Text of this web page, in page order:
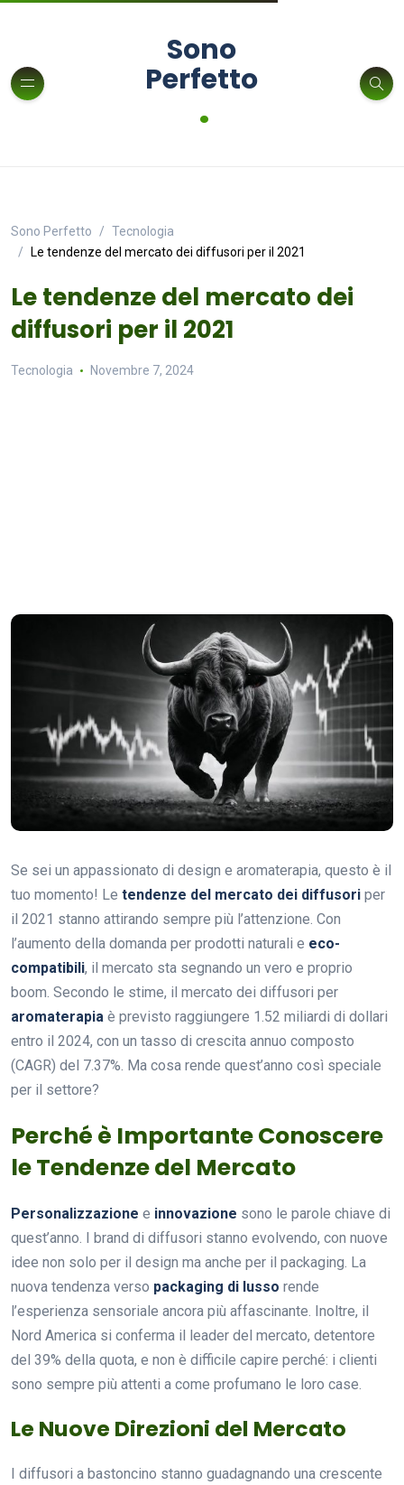
Sono
Perfetto
.
Sono Perfetto
Tecnologia
Le tendenze del mercato dei diffusori per il 2021
Le tendenze del mercato dei
diffusori per il 2021
Tecnologia Novembre 7, 2024
Se sei un appassionato di design e aromaterapia, questo è il
tuo momento! Le tendenze del mercato dei diffusori per
il 2021 stanno attirando sempre più l’attenzione. Con
l’aumento della domanda per prodotti naturali e eco-
compatibili, il mercato sta segnando un vero e proprio
boom. Secondo le stime, il mercato dei diffusori per
aromaterapia è previsto raggiungere 1.52 miliardi di dollari
entro il 2024, con un tasso di crescita annuo composto
(CAGR) del 7.37%. Ma cosa rende quest’anno così speciale
per il settore?
Perché è Importante Conoscere
le Tendenze del Mercato
Personalizzazione e innovazione sono le parole chiave di
quest’anno. I brand di diffusori stanno evolvendo, con nuove
idee non solo per il design ma anche per il packaging. La
nuova tendenza verso packaging di lusso rende
l’esperienza sensoriale ancora più affascinante. Inoltre, il
Nord America si conferma il leader del mercato, detentore
del 39% della quota, e non è difficile capire perché: i clienti
sono sempre più attenti a come profumano le loro case.
Le Nuove Direzioni del Mercato
I diffusori a bastoncino stanno guadagnando una crescente